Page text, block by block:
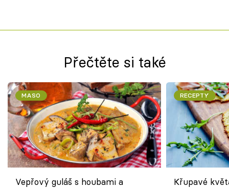
Přečtěte si také
MASO
Vepřový guláš s houbami a
RECEPTY
Křupavé